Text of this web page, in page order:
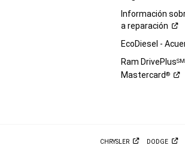
Información
areparación
EcoDiesel -
Ram DrivePlusSM
Mastercard®
CHRYSLER DODGE